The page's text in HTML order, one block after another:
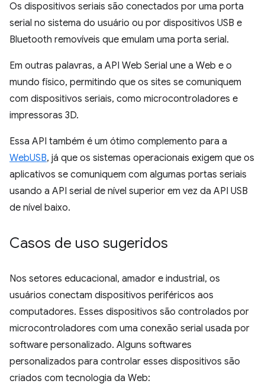
Os dispositivos seriais são conectados por uma porta
serial no sistema do usuário ou por dispositivos USB e
Bluetooth removíveis que emulam uma porta serial.
Em outras palavras, a API Web Serial une a Web e o
mundo físico, permitindo que os sites se comuniquem
com dispositivos seriais, como microcontroladores e
impressoras 3D.
Essa API também é um ótimo complemento para a
WebUSB, já que os sistemas operacionais exigem que os
aplicativos se comuniquem com algumas portas seriais
usando a API serial de nível superior em vez da API USB
de nível baixo.
Casos de uso sugeridos
Nos setores educacional, amador e industrial, os
usuários conectam dispositivos periféricos aos
computadores. Esses dispositivos são controlados por
microcontroladores com uma conexão serial usada por
software personalizado. Alguns softwares
personalizados para controlar esses dispositivos são
criados com tecnologia da Web: